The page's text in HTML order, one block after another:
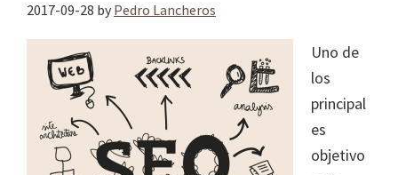
2017-09-28 by Pedro Lancheros
Uno de
los
principal
es
objetivo